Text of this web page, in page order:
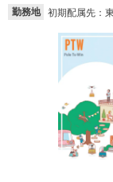
勤務地
初期配属先：